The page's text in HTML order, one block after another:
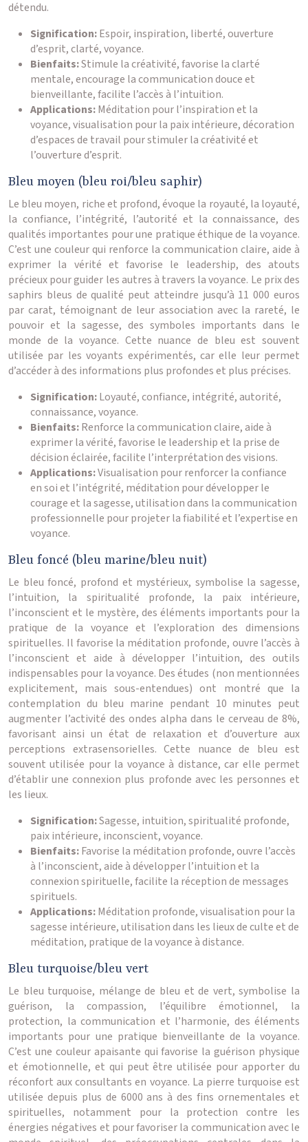
détendu.
Signification:Espoir, inspiration, liberté, ouverture
d’esprit, clarté, voyance.
Bienfaits:Stimule la créativité, favorise la clarté
mentale, encourage la communication douce et
bienveillante, facilite l’accès à l’intuition.
Applications:Méditation pour l’inspiration et la
voyance, visualisation pour la paix intérieure, décoration
d’espaces de travail pour stimuler la créativité et
l’ouverture d’esprit.
Bleu moyen (bleu roi/bleu saphir)
Le bleu moyen, riche et profond, évoque la royauté, la loyauté,
la confiance, l’intégrité, l’autorité et la connaissance, des
qualités importantes pour une pratique éthique de la voyance.
C’est une couleur qui renforce la communication claire, aide à
exprimer la vérité et favorise le leadership, des atouts
précieux pour guider les autres à travers la voyance. Le prix des
saphirs bleus de qualité peut atteindre jusqu’à 11 000 euros
par carat, témoignant de leur association avec la rareté, le
pouvoir et la sagesse, des symboles importants dans le
monde de la voyance. Cette nuance de bleu est souvent
utilisée par les voyants expérimentés, car elle leur permet
d’accéder à des informations plus profondes et plus précises.
Signification:Loyauté, confiance, intégrité, autorité,
connaissance, voyance.
Bienfaits:Renforce la communication claire, aide à
exprimer la vérité, favorise le leadership et la prise de
décision éclairée, facilite l’interprétation des visions.
Applications:Visualisation pour renforcer la confiance
en soi et l’intégrité, méditation pour développer le
courage et la sagesse, utilisation dans la communication
professionnelle pour projeter la fiabilité et l’expertise en
voyance.
Bleu foncé (bleu marine/bleu nuit)
Le bleu foncé, profond et mystérieux, symbolise la sagesse,
l’intuition, la spiritualité profonde, la paix intérieure,
l’inconscient et le mystère, des éléments importants pour la
pratique de la voyance et l’exploration des dimensions
spirituelles. Il favorise la méditation profonde, ouvre l’accès à
l’inconscient et aide à développer l’intuition, des outils
indispensables pour la voyance. Des études (non mentionnées
explicitement, mais sous-entendues) ont montré que la
contemplation du bleu marine pendant 10 minutes peut
augmenter l’activité des ondes alpha dans le cerveau de 8%,
favorisant ainsi un état de relaxation et d’ouverture aux
perceptions extrasensorielles. Cette nuance de bleu est
souvent utilisée pour la voyance à distance, car elle permet
d’établir une connexion plus profonde avec les personnes et
les lieux.
Signification:Sagesse, intuition, spiritualité profonde,
paix intérieure, inconscient, voyance.
Bienfaits:Favorise la méditation profonde, ouvre l’accès
à l’inconscient, aide à développer l’intuition et la
connexion spirituelle, facilite la réception de messages
spirituels.
Applications:Méditation profonde, visualisation pour la
sagesse intérieure, utilisation dans les lieux de culte et de
méditation, pratique de la voyance à distance.
Bleu turquoise/bleu vert
Le bleu turquoise, mélange de bleu et de vert, symbolise la
guérison, la compassion, l’équilibre émotionnel, la
protection, la communication et l’harmonie, des éléments
importants pour une pratique bienveillante de la voyance.
C’est une couleur apaisante qui favorise la guérison physique
et émotionnelle, et qui peut être utilisée pour apporter du
réconfort aux consultants en voyance. La pierre turquoise est
utilisée depuis plus de 6000 ans à des fins ornementales et
spirituelles, notamment pour la protection contre les
énergies négatives et pour favoriser la communication avec le